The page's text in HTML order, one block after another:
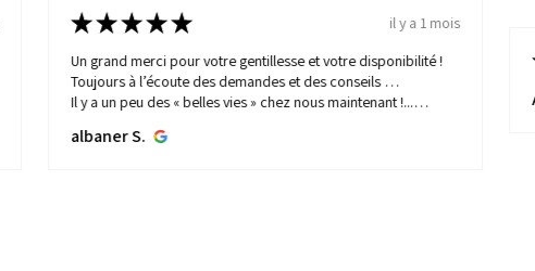
★★★★★
il y a 1 mois
Un grand merci pour votre gentillesse et votre disponibilité !
Toujours à l’écoute des demandes et des conseils …
Il y a un peu des « belles vies » chez nous maintenant !...
albaner S.